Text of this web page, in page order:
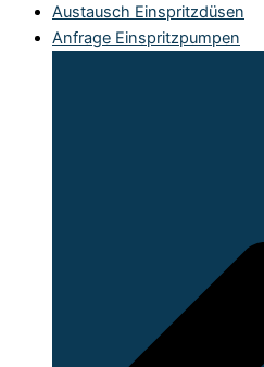
Austausch Einspritzdüsen
Anfrage Einspritzpumpen